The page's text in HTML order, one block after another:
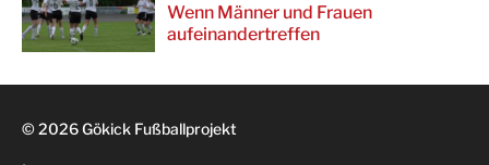
Wenn Männer und Frauen
aufeinandertreffen
© 2026 Gökick Fußballprojekt